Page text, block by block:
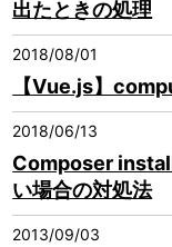
出たときの処理
2018/08/01
【Vue.js】
2018/06/13
Composer
い場合の対処法
2013/09/03